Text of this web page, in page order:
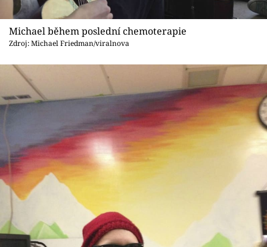
Michael během poslední chemoterapie
Zdroj: Michael Friedman/viralnova